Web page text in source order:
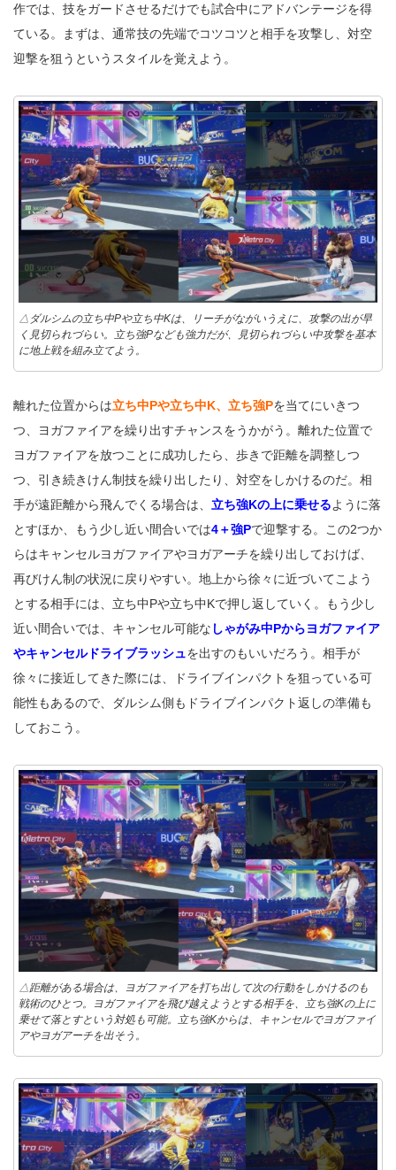
作では、技をガードさせるだけでも試合中にアドバンテージを得
ている。まずは、通常技の先端でコツコツと相手を攻撃し、対空
迎撃を狙うというスタイルを覚えよう。
△ダルシムの立ち中Pや立ち中Kは、リーチがながいうえに、攻撃の出が早
く見切られづらい。立ち強Pなども強力だが、見切られづらい中攻撃を基本
に地上戦を組み立てよう。
離れた位置からは立ち中Pや立ち中K、立ち強Pを当てにいきつ
つ、ヨガファイアを繰り出すチャンスをうかがう。離れた位置で
ヨガファイアを放つことに成功したら、歩きで距離を調整しつ
つ、引き続きけん制技を繰り出したり、対空をしかけるのだ。相
手が遠距離から飛んでくる場合は、 立ち強Kの上に乗せるように落
とすほか、もう少し近い間合いでは4＋強Pで迎撃する。この2つか
らはキャンセルヨガファイアやヨガアーチを繰り出しておけば、
再びけん制の状況に戻りやすい。地上から徐々に近づいてこよう
とする相手には、立ち中Pや立ち中Kで押し返していく。もう少し
近い間合いでは、キャンセル可能な しゃがみ中Pからヨガファイア
やキャンセルドライブラッシュを出すのもいいだろう。相手が
徐々に接近してきた際には、ドライブインパクトを狙っている可
能性もあるので、ダルシム側もドライブインパクト返しの準備も
しておこう。
△距離がある場合は、ヨガファイアを打ち出して次の行動をしかけるのも
戦術のひとつ。ヨガファイアを飛び越えようとする相手を、立ち強Kの上に
乗せて落とすという対処も可能。立ち強Kからは、キャンセルでヨガファイ
アやヨガアーチを出そう。